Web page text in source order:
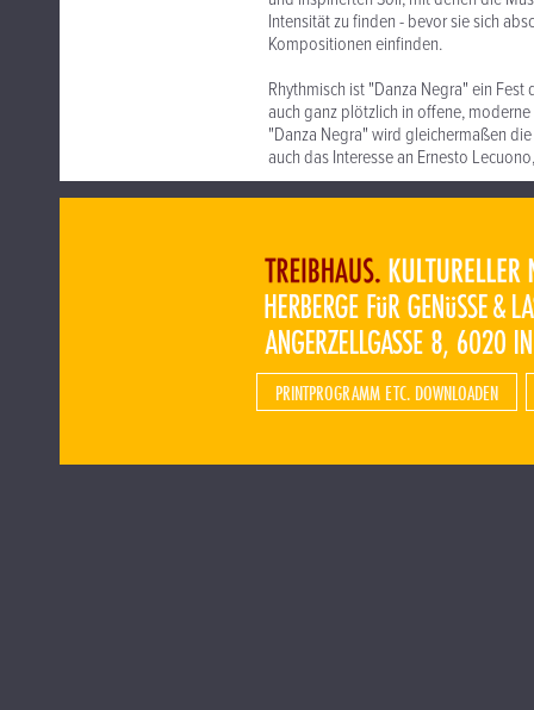
Intensität zu finden - bevor sie sich
Kompositionen einfinden.
Rhythmisch ist "Danza Negra" ein
auch ganz plötzlich in offene,
"Danza Negra" wird gleichermaßen
auch das Interesse an Ernesto
PRINTPROGRAMM ETC. DOWNLOADEN